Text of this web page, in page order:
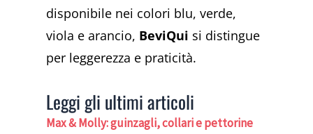
disponibile nei colori blu, verde,
viola e arancio, BeviQui si distingue
per leggerezza e praticità.
Leggi gli ultimi articoli
Max & Molly: guinzagli, collari e pettorine